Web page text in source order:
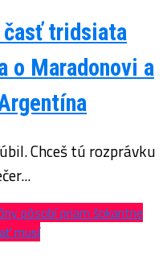
časť tridsiata
o Maradonovi a
Chceš tú rozprávku
pôsobí priam šokantne
musí